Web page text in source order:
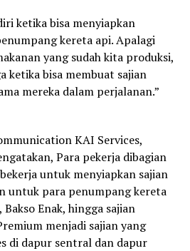
ketika bisa menyiapkan
kereta api. Apalagi
yang sudah kita produksi,
ketika bisa membuat sajian
mereka dalam perjalanan.”
KAI Services,
Para pekerja dibagian
untuk menyiapkan sajian
untuk para penumpang kereta
Enak, hingga sajian
menjadi sajian yang
di dapur sentral dan dapur